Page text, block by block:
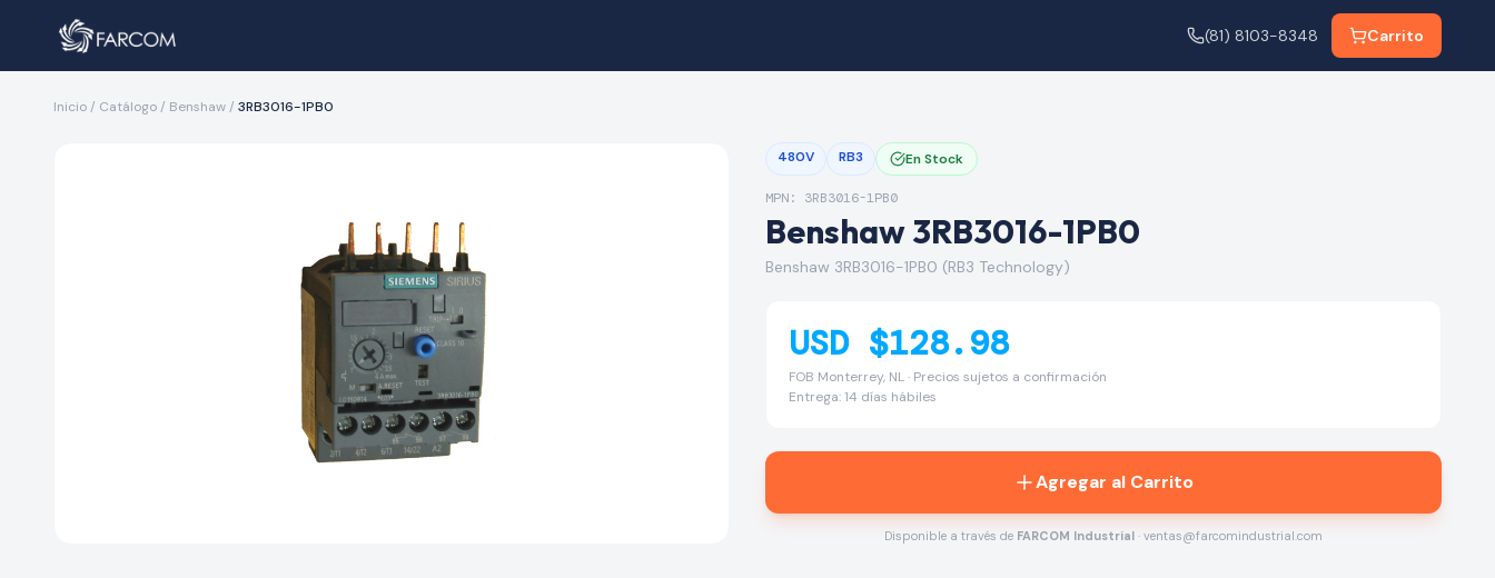
(81) 8103-8348 Carrito
Inicio / Catálogo / Benshaw / 3RB3016-1PB0
480V RB3 En Stock
MPN: 3RB3016-1PB0
Benshaw 3RB3016-1PB0
Benshaw 3RB3016-1PB0 (RB3 Technology)
USD $128.98
FOB Monterrey, NL · Precios sujetos a confirmación
Entrega: 14 días hábiles
Agregar al Carrito
Disponible a través de FARCOM Industrial · ventas@farcomindustrial.com